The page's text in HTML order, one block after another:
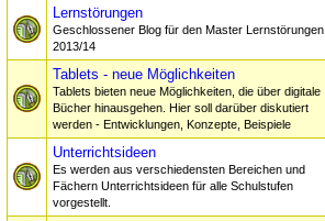
Lernstörungen
Geschlossener Blog für den Master Lernstörungen
2013/14
Tablets - neue Möglichkeiten
Tablets bieten neue Möglichkeiten, die über digitale
Bücher hinausgehen. Hier soll darüber diskutiert
werden - Entwicklungen, Konzepte, Beispiele
Unterrichtsideen
Es werden aus verschiedensten Bereichen und
Fächern Unterrichtsideen für alle Schulstufen
vorgestellt.